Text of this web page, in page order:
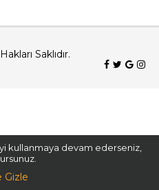
Saklıdır.
kullanmaya devam ederseniz,
Gizle